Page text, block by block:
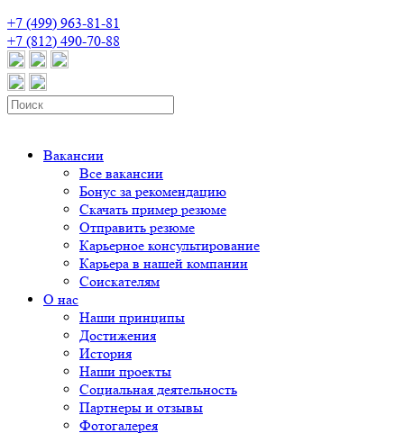
+7 (499) 963-81-81
+7 (812) 490-70-88
Вакансии
Все вакансии
Бонус за рекомендацию
Скачать пример резюме
Отправить резюме
Карьерное консультирование
Карьера в нашей компании
Соискателям
О нас
Наши принципы
Достижения
История
Наши проекты
Социальная деятельность
Партнеры и отзывы
Фотогалерея